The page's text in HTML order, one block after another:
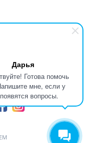
Дарья
Готова помочь
мне, если у
вопросы.